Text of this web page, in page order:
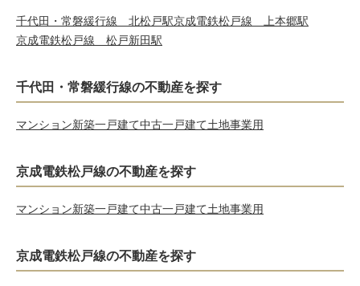
千代田・常磐緩行線 北松戸駅京成電鉄松戸線 上本郷駅
京成電鉄松戸線 松戸新田駅
千代田・常磐緩行線の不動産を探す
マンション新築一戸建て中古一戸建て土地事業用
京成電鉄松戸線の不動産を探す
マンション新築一戸建て中古一戸建て土地事業用
京成電鉄松戸線の不動産を探す